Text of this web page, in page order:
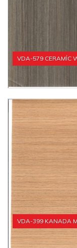
VDA-579 CERAMİC
VDA-399 KANADA